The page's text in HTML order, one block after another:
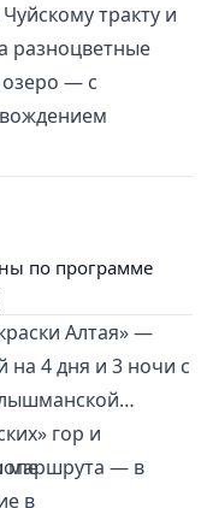
тракту и
разноцветные
озеро — с
по программе
Алтая» —
на 4 дня и 3 ночи с
гор и
маршрута — в
в